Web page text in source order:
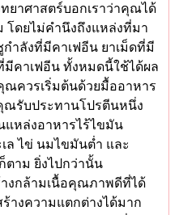
ยาศาสตร์บอกเราว่าคุณได้
โดยไม่คำนึงถึงแหล่งที่มา
ำลังที่มีคาเฟอีน ยาเม็ดที่มี
คาเฟอีน ทั้งหมดนี้ใช้ได้ผล
ณควรเริ่มต้นด้วยมื้ออาหาร
ณรับประทานโปรตีนหนึ่ง
หล่งอาหารไร้ไขมัน
ล ไข่ นมไขมันต่ำ และ
ตาม ยิ่งไปกว่านั้น
งกล้ามเนื้อคุณภาพดีที่ได้
างความแตกต่างได้มาก